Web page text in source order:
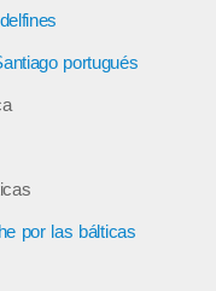
portugués
por las bálticas